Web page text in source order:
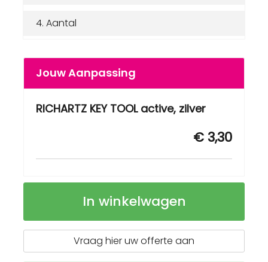
4. Aantal
Jouw Aanpassing
RICHARTZ KEY TOOL active, zilver
€ 3,30
RICHARTZ
active
Op
In winkelwagen
Vraag hier uw offerte aan